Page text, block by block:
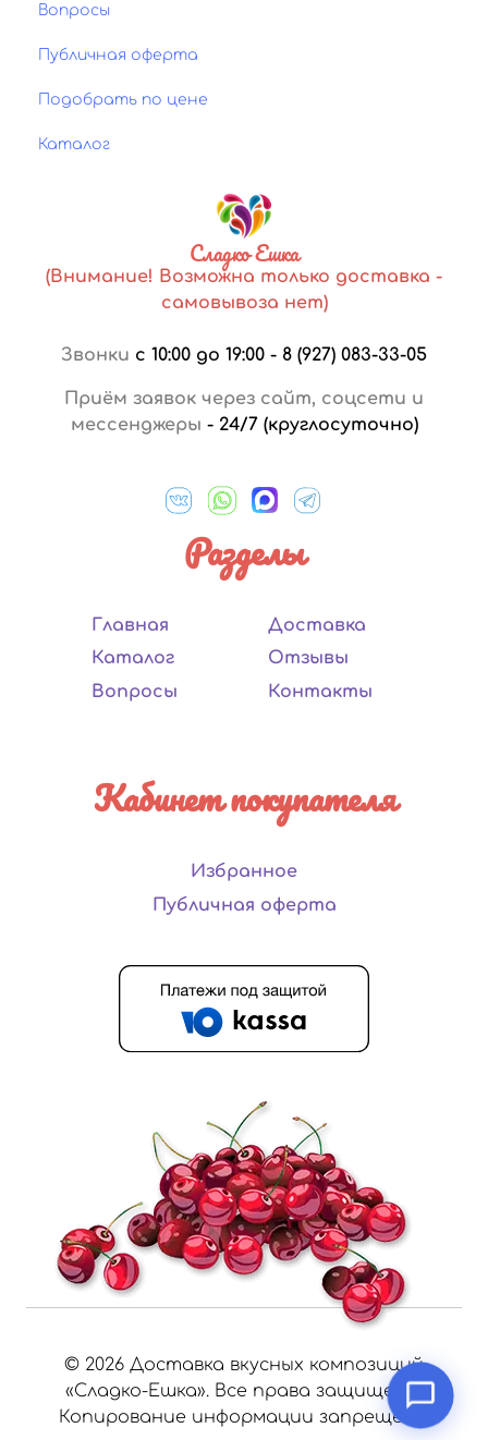
Вопросы
Публичная оферта
Подобрать по цене
Каталог
Сладко Ешка
(Внимание! Возможна только доставка -
самовывоза нет)
Звонки с 10:00 до 19:00 - 8 (927) 083-33-05
Приём заявок через сайт, соцсети и
мессенджеры - 24/7 (круглосуточно)
Разделы
Главная
Каталог
Вопросы
Доставка
Отзывы
Контакты
Кабинет покупателя
Избранное
Публичная оферта
© 2026 Доставка вкусных композиций
«Сладко-Ешка». Все права защищены.
Копирование информации запрещено.